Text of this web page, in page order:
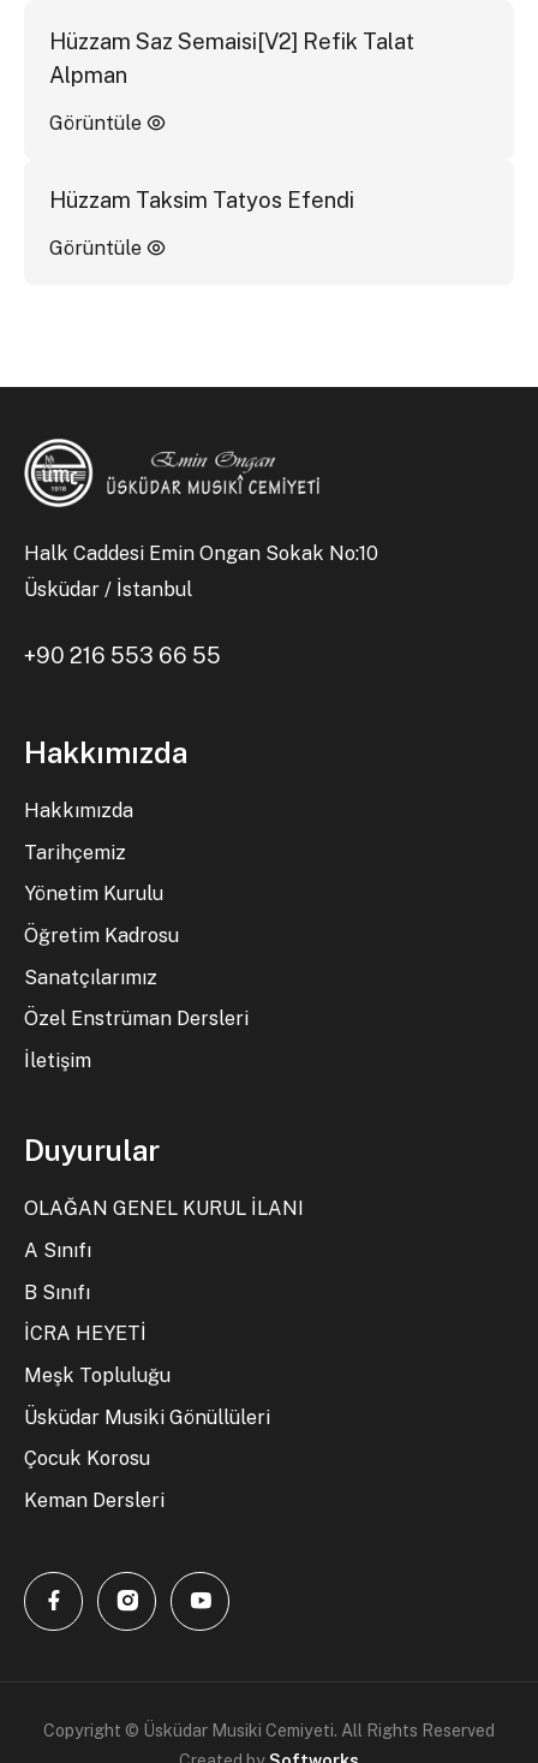
Hüzzam Saz Semaisi[V2] Refik Talat
Alpman
Görüntüle
Hüzzam Taksim Tatyos Efendi
Görüntüle
Halk Caddesi Emin Ongan Sokak No:10
Üsküdar / İstanbul
+90 216 553 66 55
Hakkımızda
Hakkımızda
Tarihçemiz
Yönetim Kurulu
Öğretim Kadrosu
Sanatçılarımız
Özel Enstrüman Dersleri
İletişim
Duyurular
OLAĞAN GENEL KURUL İLANI
A Sınıfı
B Sınıfı
İCRA HEYETİ
Meşk Topluluğu
Üsküdar Musiki Gönüllüleri
Çocuk Korosu
Keman Dersleri
Copyright © Üsküdar Musiki Cemiyeti. All Rights Reserved